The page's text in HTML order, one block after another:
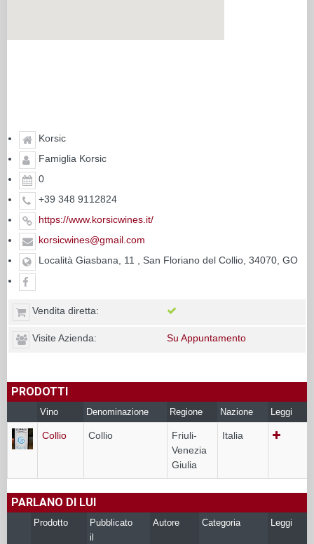
Korsic
Famiglia Korsic
0
+39 348 9112824
https://www.korsicwines.it/
korsicwines@gmail.com
Località Giasbana, 11 , San Floriano del Collio, 34070, GO
Vendita diretta:
Visite Azienda: Su Appuntamento
PRODOTTI
Vino Denominazione Regione Nazione Leggi
Collio Collio
Friuli-
Venezia
Giulia
Italia
PARLANO DI LUI
Prodotto
Pubblicato
il
Autore Categoria Leggi